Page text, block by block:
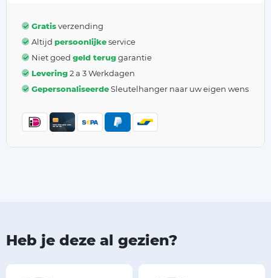
Gratisverzending
Altijd persoonlijkeservice
Niet goed geld teruggarantie
Levering2 a 3 Werkdagen
GepersonaliseerdeSleutelhanger naar uw eigen wens
Heb je deze al gezien?